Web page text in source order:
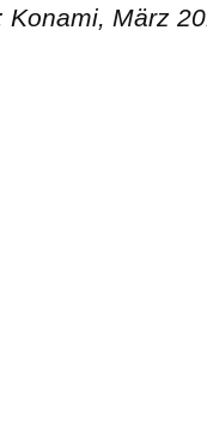
Konami, März